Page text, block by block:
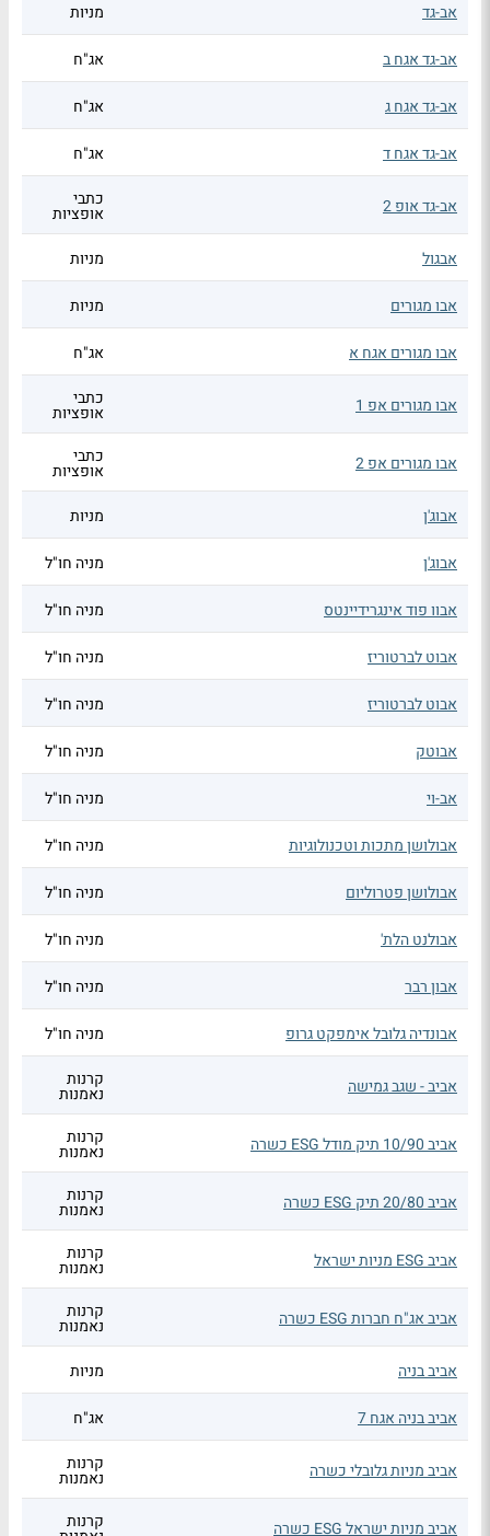
אב-גד מניות
אב-גד אגח ב אג"ח
אב-גד אגח ג אג"ח
אב-גד אגח ד אג"ח
אב-גד אופ 2 כתבי
אופציות
אבגול
מניות
אבו מגורים מניות
אבו מגורים אגח א אג"ח
אבו מגורים אפ 1 כתבי
אופציות
אבו מגורים אפ 2 כתבי
אופציות
אבוג'ן
מניות
אבוג'ן מניה חו"ל
אבוו פוד אינגרידיינטס מניה חו"ל
אבוט לברטוריז מניה חו"ל
אבוט לברטוריז מניה חו"ל
אבוטק מניה חו"ל
אב-וי מניה חו"ל
אבולושן מתכות וטכנולוגיות מניה חו"ל
אבולושן פטרוליום מניה חו"ל
אבולנט הלת' מניה חו"ל
אבון רבר מניה חו"ל
אבונדיה גלובל אימפקט גרופ מניה חו"ל
אביב - שגב גמישה קרנות
נאמנות
אביב 10/90 תיק מודל ESG כשרה קרנות
נאמנות
אביב 20/80 תיק ESG כשרה קרנות
נאמנות
אביב ESG מניות ישראל קרנות
נאמנות
אביב אג"ח חברות ESG כשרה קרנות
נאמנות
אביב בניה
מניות
אביב בניה אגח 7 אג"ח
אביב מניות גלובלי כשרה קרנות
נאמנות
אביב מניות ישראל ESG כשרה קרנות